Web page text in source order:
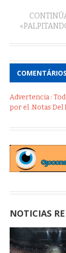
COMENTÁRIOS
Advertencia :
por el .Notas Del
NOTICIAS